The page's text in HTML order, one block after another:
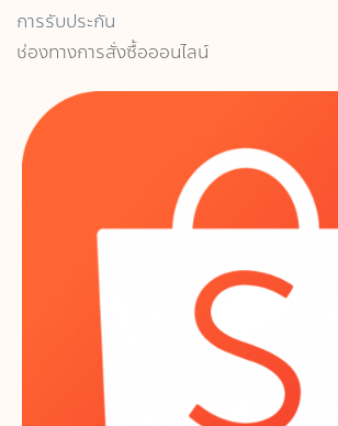
การรับประกัน
ช่องทางการสั่งซื้อออนไลน์